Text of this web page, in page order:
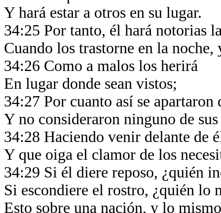
Y hará estar a otros en su lugar.
34:25 Por tanto, él hará notorias
Cuando los trastorne en la noche,
34:26 Como a malos los herirá
En lugar donde sean vistos;
34:27 Por cuanto así se
Y no consideraron ninguno de
34:28 Haciendo venir delante de
Y que oiga el clamor de los
34:29 Si él diere reposo, ¿quién
Si escondiere el rostro, ¿quién lo
Esto sobre una nación, y lo